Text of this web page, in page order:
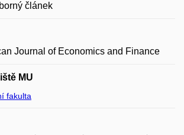
článek
Journal of Economics and Finance
MU
fakulta